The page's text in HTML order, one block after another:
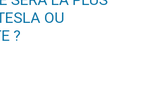
OU
?